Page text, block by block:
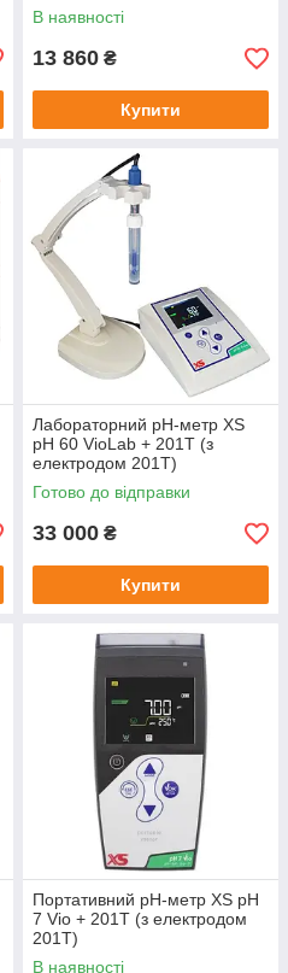
ОВП-електродом 8000EO
В наявності
13 860 ₴
Купити
Лабораторний pH-метр XS
pH 60 VioLab + 201T (з
електродом 201T)
Готово до відправки
33 000 ₴
Купити
Портативний pH-метр XS pH
7 Vio + 201T (з електродом
201T)
В наявності